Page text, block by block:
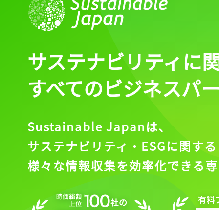
サステナビリティに
すべてのビジネスパ
Sustainable Japanは、
サステナビリティ・ESGに関する
様々な情報収集を効率化できる